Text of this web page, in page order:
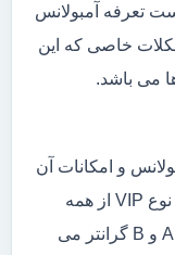
تعرفه آمبولانس
خاصی که این
می باشد.
و امکانات آن
متفاوت خواهد بود معمولا آمبولانس های نوع VIP از همه
مدل ها گرانتر و بعد از آن مدل های تیپ A و B گرانتر می